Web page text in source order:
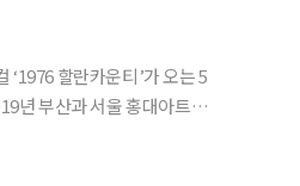
할란카운티’가 오는 5